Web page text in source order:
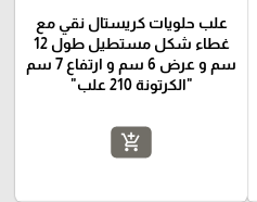
علب حلويات كريستال نقي مع
غطاء شكل مستطيل طول 12
سم و عرض 6 سم و ارتفاع 7 سم
"الكرتونة 210 علب"
add_shopping_cart